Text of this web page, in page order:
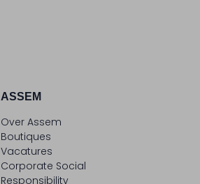
ASSEM
Over Assem
Boutiques
Vacatures
Corporate Social
Responsibility